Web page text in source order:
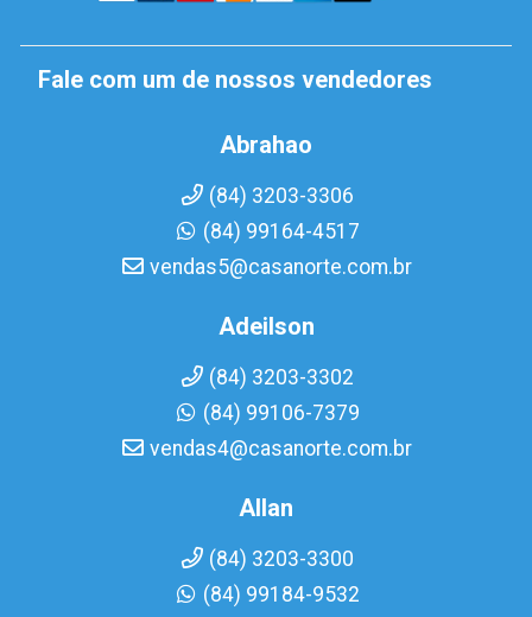
Fale com um de nossos vendedores
Abrahao
(84) 3203-3306
(84) 99164-4517
vendas5@casanorte.com.br
Adeilson
(84) 3203-3302
(84) 99106-7379
vendas4@casanorte.com.br
Allan
(84) 3203-3300
(84) 99184-9532